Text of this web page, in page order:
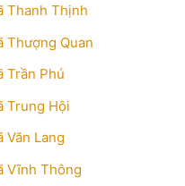
Thanh Thịnh
Thượng Quan
Trần Phú
Trung Hội
Văn Lang
Vĩnh Thông